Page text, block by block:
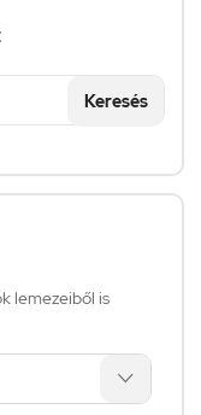
Keresés
lemezeiből is